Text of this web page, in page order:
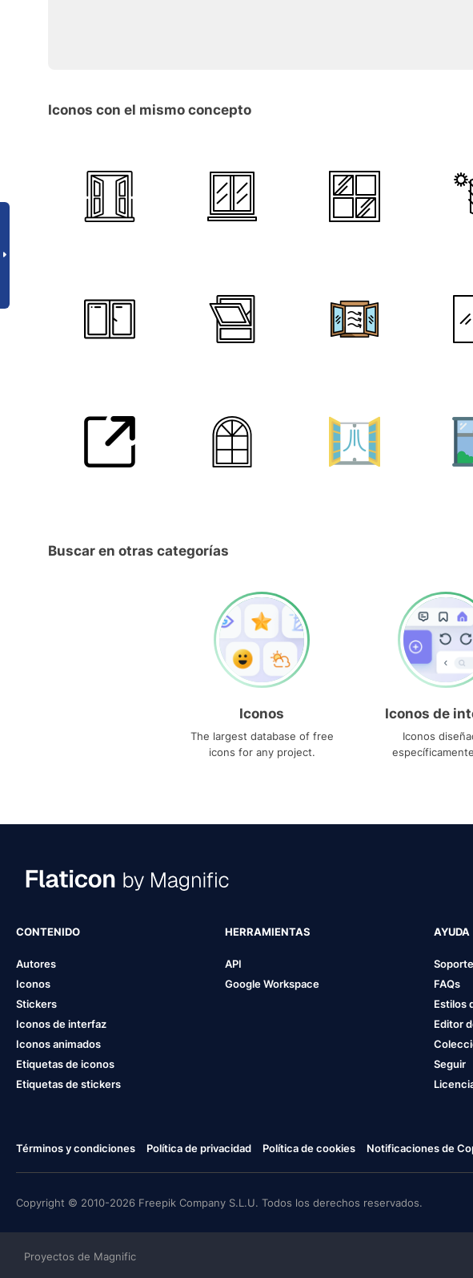
Iconos con el mismo concepto
Buscar en otras categorías
Iconos
The largest database of free
icons for any project.
Iconos de
Iconos
CONTENIDO
Autores
Iconos
Stickers
Iconos de interfaz
Iconos animados
Etiquetas de iconos
Etiquetas de stickers
HERRAMIENTAS
API
Google Workspace
AYUDA
Soporte
FAQs
Estilos
Editor
Seguir
Términos y condiciones Política de privacidad Política de cookies Notificaciones de
Copyright © 2010-2026 Freepik Company S.L.U. Todos los derechos reservados.
Proyectos de Magnific